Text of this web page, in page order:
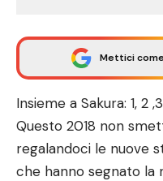
Mettici
Insieme a Sakura: 1, 2 ,3
Questo 2018 non
regalandoci le nuove
che hanno segnato la